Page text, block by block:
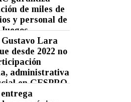
de miles de
y personal de
del Caribe
Gustavo Lara
desde 2022 no
administrativa
en GESPRO